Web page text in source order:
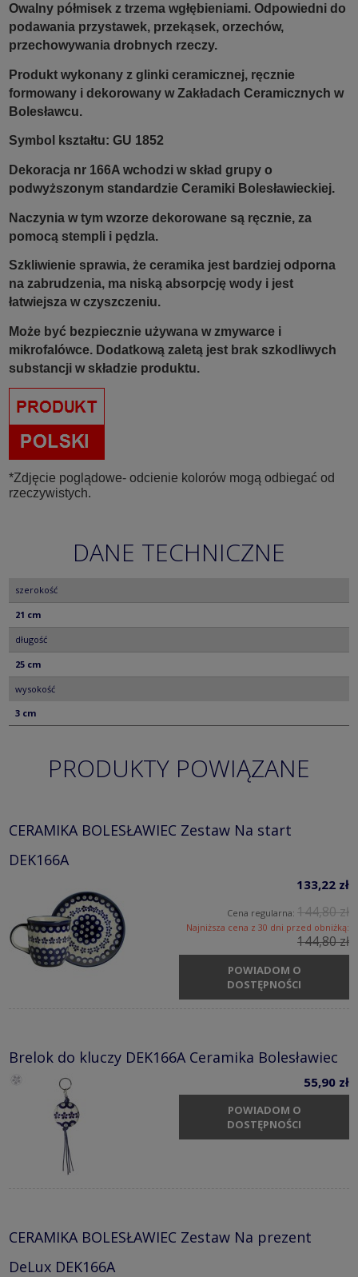
Owalny półmisek z trzema wgłębieniami. Odpowiedni do
podawania przystawek, przekąsek, orzechów,
przechowywania drobnych rzeczy.
Produkt wykonany z glinki ceramicznej, ręcznie
formowany i dekorowany w Zakładach Ceramicznych w
Bolesławcu.
Symbol kształtu: GU 1852
Dekoracja nr 166A wchodzi w skład grupy o
podwyższonym standardzie Ceramiki Bolesławieckiej.
Naczynia w tym wzorze dekorowane są ręcznie, za
pomocą stempli i pędzla.
Szkliwienie sprawia, że ceramika jest bardziej odporna
na zabrudzenia, ma niską absorpcję wody i jest
łatwiejsza w czyszczeniu.
Może być bezpiecznie używana w zmywarce i
mikrofalówce. Dodatkową zaletą jest brak szkodliwych
substancji w składzie produktu.
*Zdjęcie poglądowe- odcienie kolorów mogą odbiegać od
rzeczywistych.
DANE TECHNICZNE
szerokość
21 cm
długość
25 cm
wysokość
3 cm
PRODUKTY POWIĄZANE
CERAMIKA BOLESŁAWIEC Zestaw Na start
DEK166A
133,22 zł
Cena regularna: 144,80 zł
Najniższa cena z 30 dni przed obniżką:
144,80 zł
POWIADOM O
DOSTĘPNOŚCI
Brelok do kluczy DEK166A Ceramika Bolesławiec
55,90 zł
POWIADOM O
DOSTĘPNOŚCI
CERAMIKA BOLESŁAWIEC Zestaw Na prezent
DeLux DEK166A